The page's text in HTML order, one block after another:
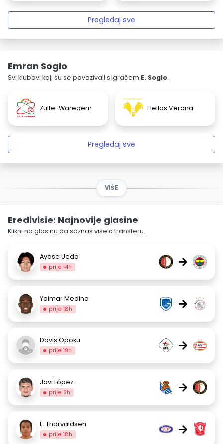
Pregledaj sve
Emran Soglo
Svi klubovi koji su se povezivali s igračem E. Soglo.
Zulte-Waregem Hellas Verona
Pregledaj sve
VIŠE
Eredivisie: Najnovije glasine
Klikni na glasinu da saznaš više o transferu.
Ayase Ueda
prije 14h →
Yaimar Medina
prije 18h →
Davis Opoku
prije 19h →
Javi López
prije 2h →
F. Thorvaldsen
prije 18h →